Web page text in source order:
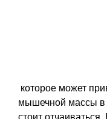
мышечной массы в